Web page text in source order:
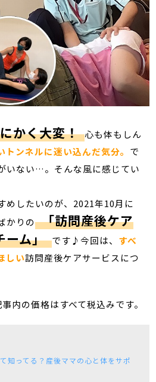
かく大変！ 心も体もしん
トンネルに迷い込んだ気分。 で
いない…。そんな風に感じてい
めしたいのが、2021年10月に
かりの 「訪問産後ケア
ーム」 です♪今回は、 すべ
しい訪問産後ケアサービスにつ
内の価格はすべて税込みです。
知ってる？産後ママの心と体をサポ